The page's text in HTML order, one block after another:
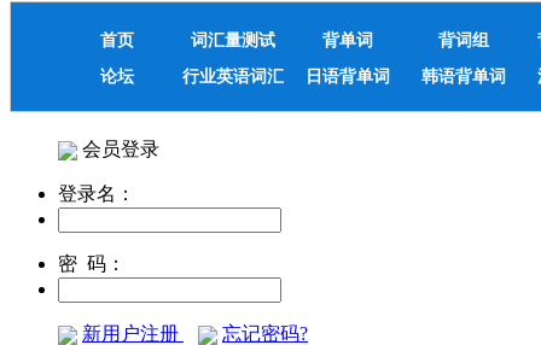
首页 词汇量测试 背单词 背词组
论坛
行业英语词汇 日语背单词 韩语背单词
会员登录
登录名：
密 码：
新用户注册 忘记密码?